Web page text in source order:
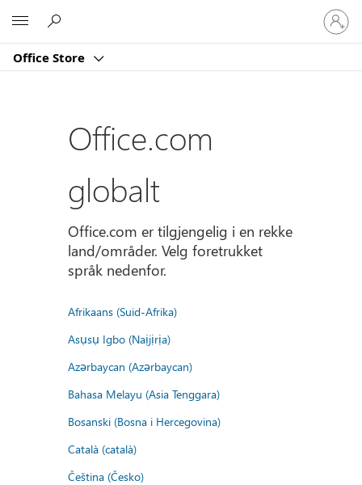
Office Store
Logg
på
kontoen
Office.com
globalt
Office.com er tilgjengelig i en rekke
land/områder. Velg foretrukket
språk nedenfor.
Afrikaans (Suid-Afrika)
Asụsụ Igbo (Naịjịrịa)
Azərbaycan (Azərbaycan)
Bahasa Melayu (Asia Tenggara)
Bosanski (Bosna i Hercegovina)
Català (català)
Čeština (Česko)